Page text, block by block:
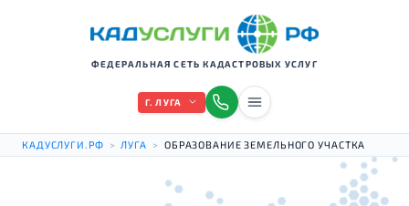
ФЕДЕРАЛЬНАЯ СЕТЬ КАДАСТРОВЫХ УСЛУГ
Г. ЛУГА
КАДУСЛУГИ.РФ > ЛУГА > ОБРАЗОВАНИЕ ЗЕМЕЛЬНОГО УЧАСТКА